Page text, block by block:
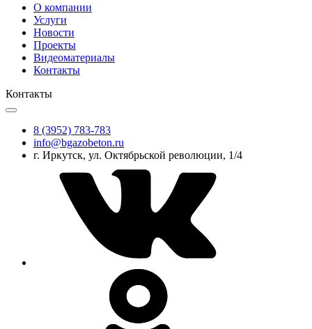
О компании
Услуги
Новости
Проекты
Видеоматериалы
Контакты
Контакты
8 (3952) 783-783
info@bgazobeton.ru
г. Иркутск, ул. Октябрьской революции, 1/4